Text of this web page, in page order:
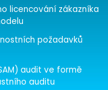
licencování zákazníka
požadavků
audit ve formě
auditu